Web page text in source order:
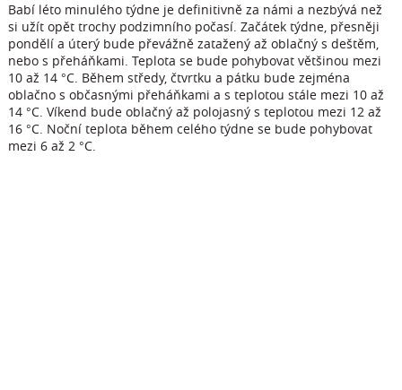
Babí léto minulého týdne je definitivně za námi a nezbývá než
si užít opět trochy podzimního počasí. Začátek týdne, přesněji
pondělí a úterý bude převážně zatažený až oblačný s deštěm,
nebo s přeháňkami. Teplota se bude pohybovat většinou mezi
10 až 14 °C. Během středy, čtvrtku a pátku bude zejména
oblačno s občasnými přeháňkami a s teplotou stále mezi 10 až
14 °C. Víkend bude oblačný až polojasný s teplotou mezi 12 až
16 °C. Noční teplota během celého týdne se bude pohybovat
mezi 6 až 2 °C.